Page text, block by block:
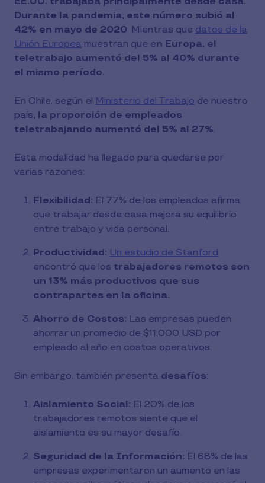
Durante la pandemia, este número subió al
42% en mayo de 2020. Mientras que datos de la
Unión Europea muestran que en Europa, el
teletrabajo aumentó del 5% al 40% durante
el mismo período.
En Chile, según el Ministerio del Trabajo de nuestro
país, la proporción de empleados
teletrabajando aumentó del 5% al 27%.
Esta modalidad ha llegado para quedarse por
varias razones:
Flexibilidad: El 77% de los empleados afirma
que trabajar desde casa mejora su equilibrio
entre trabajo y vida personal.
Productividad: Un estudio de Stanford
encontró que los trabajadores remotos son
un 13% más productivos que sus
contrapartes en la oficina.
Ahorro de Costos: Las empresas pueden
ahorrar un promedio de $11,000 USD por
empleado al año en costos operativos.
Sin embargo, también presenta desafíos:
Aislamiento Social: El 20% de los
trabajadores remotos siente que el
aislamiento es su mayor desafío.
Seguridad de la Información: El 68% de las
empresas experimentaron un aumento en las